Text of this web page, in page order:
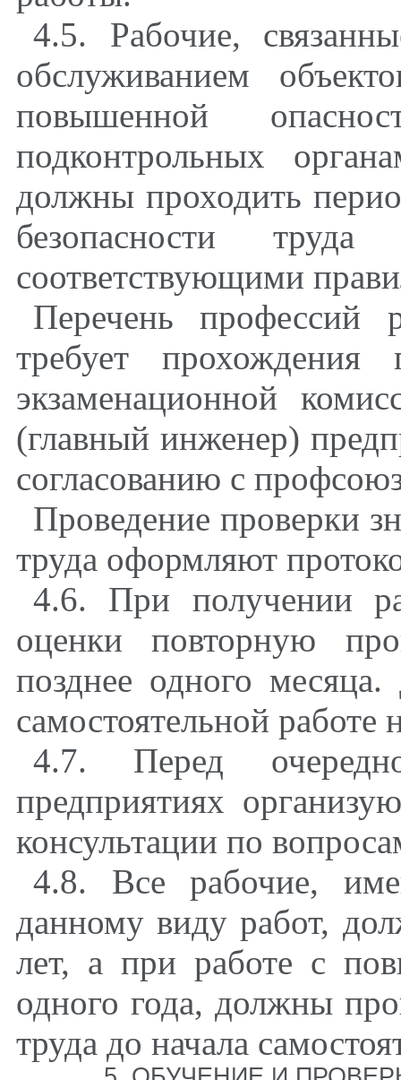
4.5. Рабочие,
обслуживанием
повышенной
подконтрольных
должны проходить
безопасности
соответствующими
Перечень профессий
требует
экзаменационной
(главный инженер)
согласованию с
Проведение проверки
труда оформляют
4.6. При получении
оценки повторную
позднее одного
самостоятельной работе
4.7. Перед
предприятиях
консультации по
4.8. Все рабочие,
данному виду работ,
лет, а при работе с
одного года, должны
труда до начала